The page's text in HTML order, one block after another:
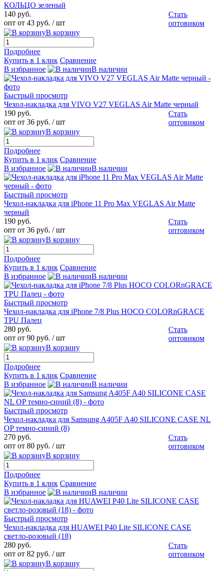
КОЛЬЦО зеленый
140 руб.
опт от 43 руб. / шт
Стать
оптовиком
В корзину
Подробнее
Купить в 1 клик Сравнение
В избранное
В наличии
Быстрый просмотр
Чехол-накладка для VIVO V27 VEGLAS Air Matte черный
190 руб.
опт от 36 руб. / шт
Стать
оптовиком
В корзину
Подробнее
Купить в 1 клик Сравнение
В избранное
В наличии
Быстрый просмотр
Чехол-накладка для iPhone 11 Pro Max VEGLAS Air Matte
черный
190 руб.
опт от 36 руб. / шт
Стать
оптовиком
В корзину
Подробнее
Купить в 1 клик Сравнение
В избранное
В наличии
Быстрый просмотр
Чехол-накладка для iPhone 7/8 Plus HOCO COLORnGRACE
TPU Палец
280 руб.
опт от 90 руб. / шт
Стать
оптовиком
В корзину
Подробнее
Купить в 1 клик Сравнение
В избранное
В наличии
Быстрый просмотр
Чехол-накладка для Samsung A405F A40 SILICONE CASE NL
OP темно-синий (8)
270 руб.
опт от 80 руб. / шт
Стать
оптовиком
В корзину
Подробнее
Купить в 1 клик Сравнение
В избранное
В наличии
Быстрый просмотр
Чехол-накладка для HUAWEI P40 Lite SILICONE CASE
светло-розовый (18)
280 руб.
опт от 82 руб. / шт
Стать
оптовиком
В корзину